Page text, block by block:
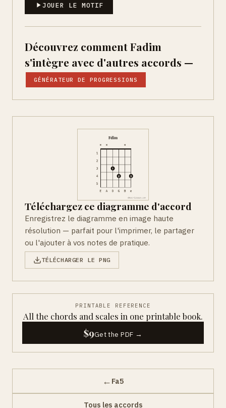
JOUER LE MOTIF
Découvrez comment Fadim
s'intègre avec d'autres accords —
GÉNÉRATEUR DE PROGRESSIONS
Téléchargez ce diagramme d'accord
Enregistrez le diagramme en image haute
résolution — parfait pour l'imprimer, le partager
ou l'ajouter à vos notes de pratique.
TÉLÉCHARGER LE PNG
PRINTABLE REFERENCE
All the chords and scales in one printable book.
$9Get the PDF →
← Fa5
Tous les accords